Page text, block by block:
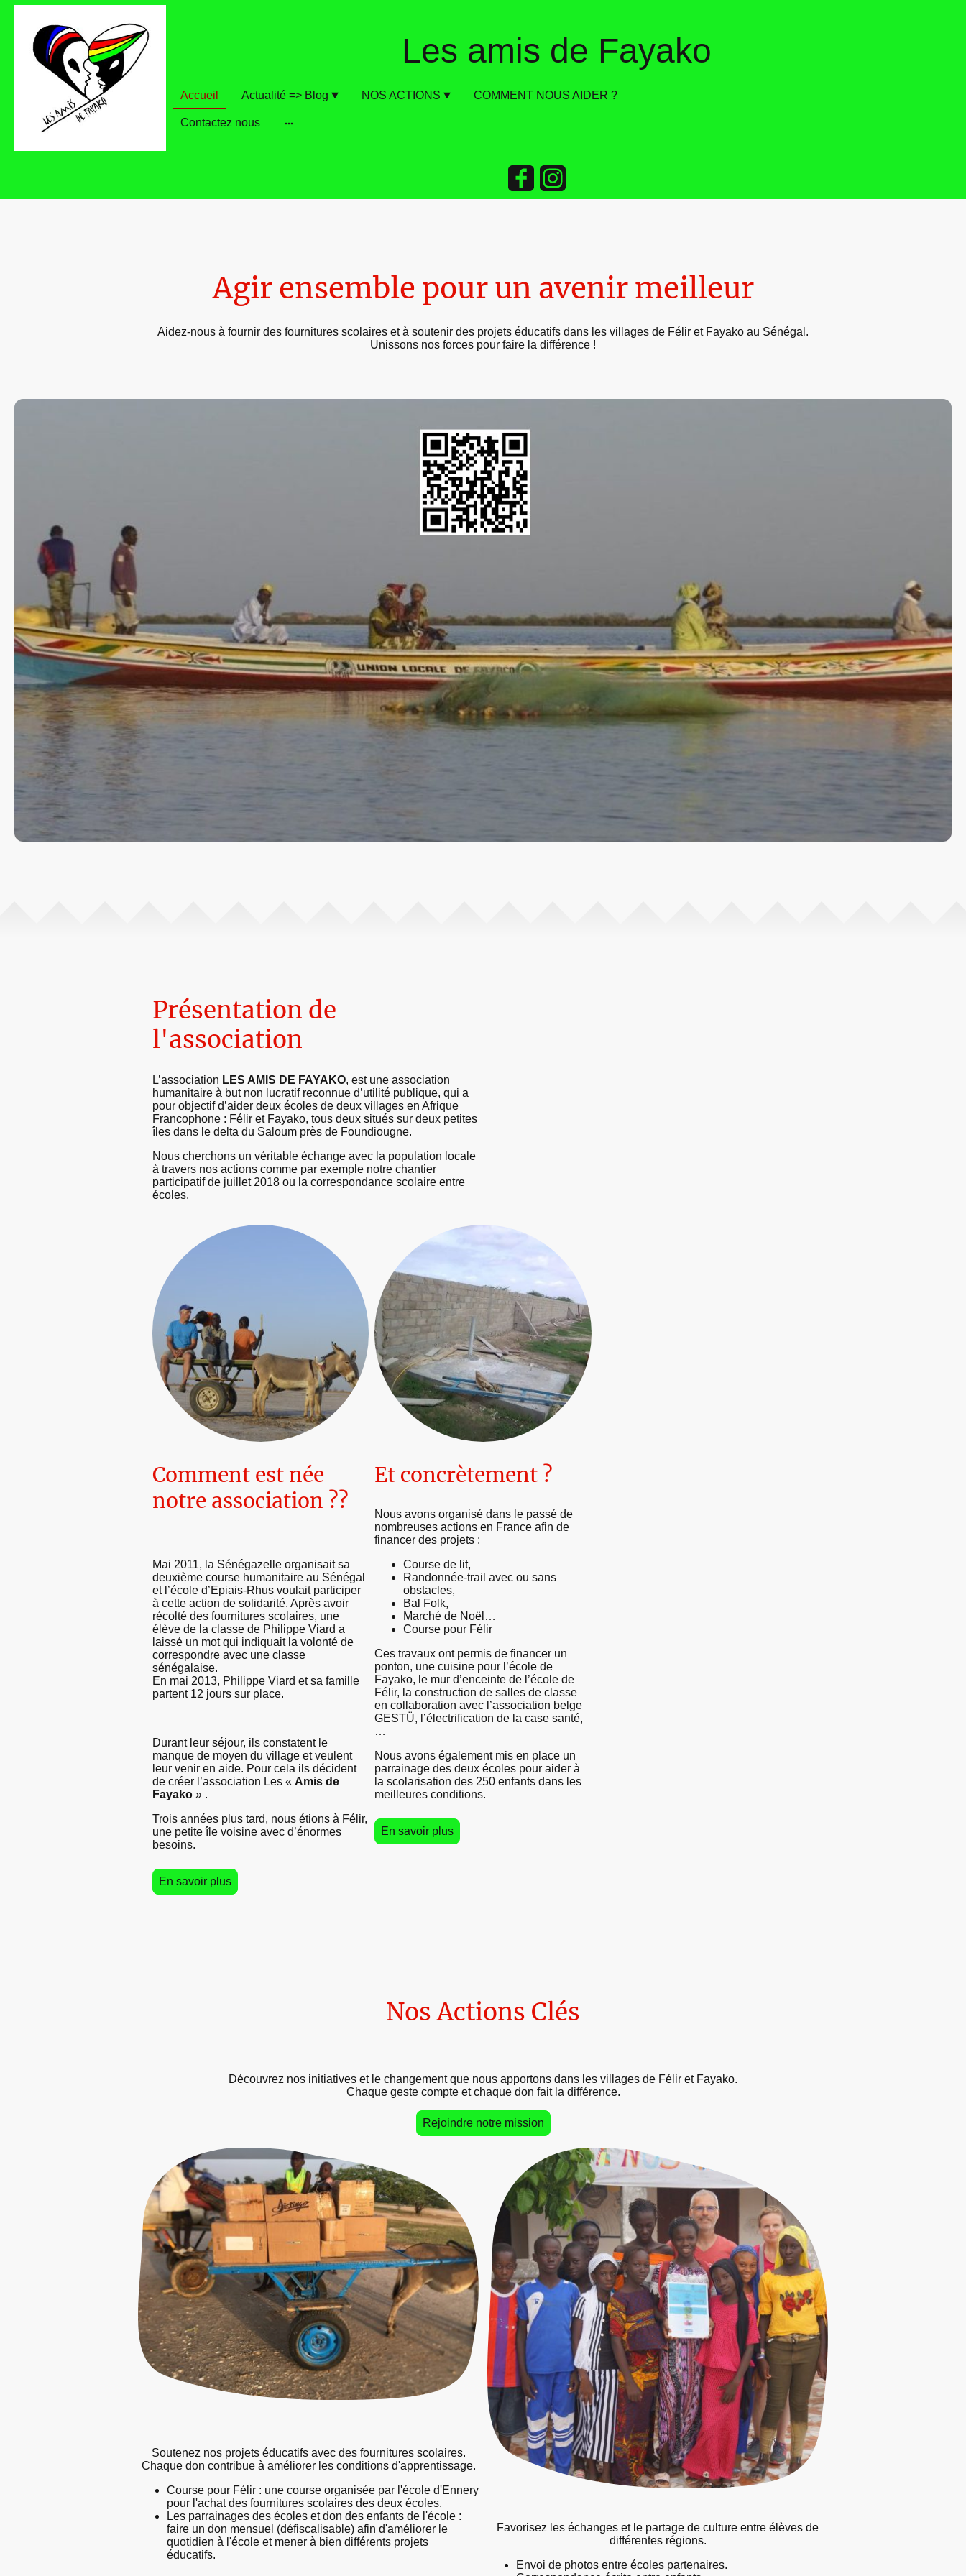
Les amis de Fayako
Accueil Actualité => Blog NOS ACTIONS COMMENT NOUS AIDER ?
Contactez nous
Agir ensemble pour un avenir meilleur
Aidez-nous à fournir des fournitures scolaires et à soutenir des projets éducatifs dans les villages de Félir et Fayako au Sénégal.
Unissons nos forces pour faire la différence !
Présentation de
l'association
L’association LES AMIS DE FAYAKO, est une association
humanitaire à but non lucratif reconnue d’utilité publique, qui a
pour objectif d’aider deux écoles de deux villages en Afrique
Francophone : Félir et Fayako, tous deux situés sur deux petites
îles dans le delta du Saloum près de Foundiougne.
Nous cherchons un véritable échange avec la population locale
à travers nos actions comme par exemple notre chantier
participatif de juillet 2018 ou la correspondance scolaire entre
écoles.
Comment est née
notre association ??
Mai 2011, la Sénégazelle organisait sa
deuxième course humanitaire au Sénégal
et l’école d’Epiais-Rhus voulait participer
à cette action de solidarité. Après avoir
récolté des fournitures scolaires, une
élève de la classe de Philippe Viard a
laissé un mot qui indiquait la volonté de
correspondre avec une classe
sénégalaise.
En mai 2013, Philippe Viard et sa famille
partent 12 jours sur place.
Durant leur séjour, ils constatent le
manque de moyen du village et veulent
leur venir en aide. Pour cela ils décident
de créer l’association Les « Amis de
Fayako » .
Trois années plus tard, nous étions à Félir,
une petite île voisine avec d’énormes
besoins.
En savoir plus
Et concrètement ?
Nous avons organisé dans le passé de
nombreuses actions en France afin de
financer des projets :
Course de lit,
Randonnée-trail avec ou sans
obstacles,
Bal Folk,
Marché de Noël…
Course pour Félir
Ces travaux ont permis de financer un
ponton, une cuisine pour l’école de
Fayako, le mur d’enceinte de l’école de
Félir, la construction de salles de classe
en collaboration avec l’association belge
GESTÜ, l’électrification de la case santé,
…
Nous avons également mis en place un
parrainage des deux écoles pour aider à
la scolarisation des 250 enfants dans les
meilleures conditions.
En savoir plus
Nos Actions Clés
Découvrez nos initiatives et le changement que nous apportons dans les villages de Félir et Fayako.
Chaque geste compte et chaque don fait la différence.
Rejoindre notre mission
Soutenez nos projets éducatifs avec des fournitures scolaires.
Chaque don contribue à améliorer les conditions d'apprentissage.
Course pour Félir : une course organisée par l'école d'Ennery
pour l'achat des fournitures scolaires des deux écoles.
Les parrainages des écoles et don des enfants de l'école :
faire un don mensuel (défiscalisable) afin d'améliorer le
quotidien à l'école et mener à bien différents projets
éducatifs.
Favorisez les échanges et le partage de culture entre élèves de
différentes régions.
Envoi de photos entre écoles partenaires.